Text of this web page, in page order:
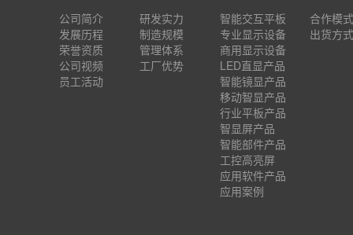
公司简介
发展历程
荣誉资质
公司视频
员工活动
研发实力
制造规模
管理体系
工厂优势
智能交互平板
专业显示设备
商用显示设备
LED直显产品
智能镜显产品
移动智显产品
行业平板产品
智显屏产品
智能部件产品
工控高亮屏
应用软件产品
应用案例
合作模式
出货方式